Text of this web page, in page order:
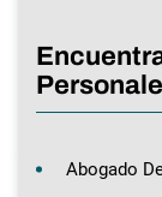
Abogado